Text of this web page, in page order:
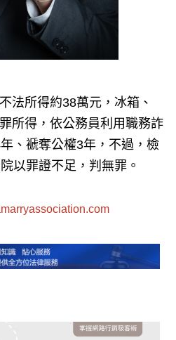
法所得約38萬元，冰箱、
所得，依公務員利用職務詐
、褫奪公權3年，不過，檢
以罪證不足，判無罪。